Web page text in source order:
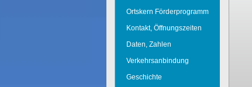
Ortskern Förderprogramm
Kontakt, Öffnungszeiten
Daten, Zahlen
Verkehrsanbindung
Geschichte